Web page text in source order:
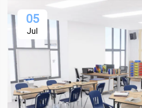
05
Jul